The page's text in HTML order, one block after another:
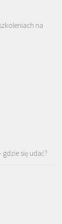
na
gdzie się udać?